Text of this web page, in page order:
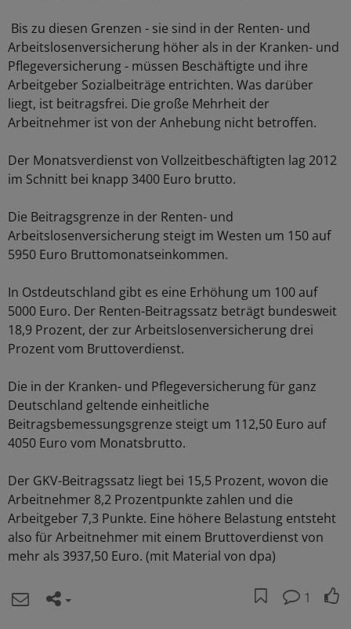
Bis zu diesen Grenzen - sie sind in der Renten- und
Arbeitslosenversicherung höher als in der Kranken- und
Pflegeversicherung - müssen Beschäftigte und ihre
Arbeitgeber Sozialbeiträge entrichten. Was darüber
liegt, ist beitragsfrei. Die große Mehrheit der
Arbeitnehmer ist von der Anhebung nicht betroffen.
Der Monatsverdienst von Vollzeitbeschäftigten lag 2012
im Schnitt bei knapp 3400 Euro brutto.
Die Beitragsgrenze in der Renten- und
Arbeitslosenversicherung steigt im Westen um 150 auf
5950 Euro Bruttomonatseinkommen.
In Ostdeutschland gibt es eine Erhöhung um 100 auf
5000 Euro. Der Renten-Beitragssatz beträgt bundesweit
18,9 Prozent, der zur Arbeitslosenversicherung drei
Prozent vom Bruttoverdienst.
Die in der Kranken- und Pflegeversicherung für ganz
Deutschland geltende einheitliche
Beitragsbemessungsgrenze steigt um 112,50 Euro auf
4050 Euro vom Monatsbrutto.
Der GKV-Beitragssatz liegt bei 15,5 Prozent, wovon die
Arbeitnehmer 8,2 Prozentpunkte zahlen und die
Arbeitgeber 7,3 Punkte. Eine höhere Belastung entsteht
also für Arbeitnehmer mit einem Bruttoverdienst von
mehr als 3937,50 Euro. (mit Material von dpa)
1